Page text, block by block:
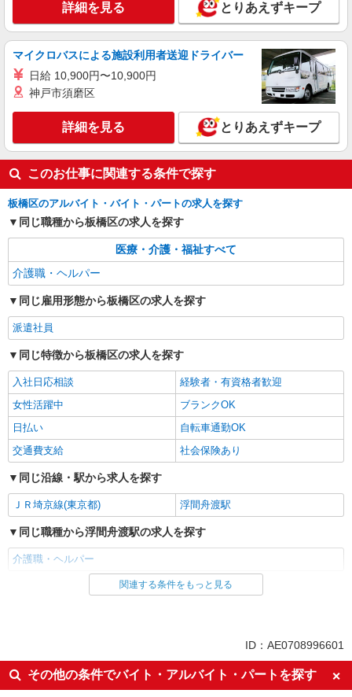
は勤続5年目までの方はさらに1万円支給（再入社
は除く） ◎賞与：基本給2.08ヶ月分/年支給 ◎残
業時は別途時間外手当支給（超過1分〜）
詳細を見る とりあえずキープ
マイクロバスによる施設利用者送迎ドライバー
日給 10,900円〜10,900円
神戸市須磨区
詳細を見る とりあえずキープ
このお仕事に関連する条件で探す
板橋区のアルバイト・バイト・パートの求人を探す
同じ職種から板橋区の求人を探す
医療・介護・福祉すべて
介護職・ヘルパー
同じ雇用形態から板橋区の求人を探す
派遣社員
同じ特徴から板橋区の求人を探す
入社日応相談
経験者・有資格者歓迎
女性活躍中
ブランクOK
日払い
自転車通勤OK
交通費支給
社会保険あり
同じ沿線・駅から求人を探す
ＪＲ埼京線(東京都) 浮間舟渡駅
同じ職種から浮間舟渡駅の求人を探す
介護職・ヘルパー
同じ雇用形態から浮間舟渡駅の求人を探す
入社日応相談
経験者・有資格者歓迎
女性活躍中
ブランクOK
関連する条件をもっと見る
ID：AE0708996601
その他の条件でバイト・アルバイト・パートを探す